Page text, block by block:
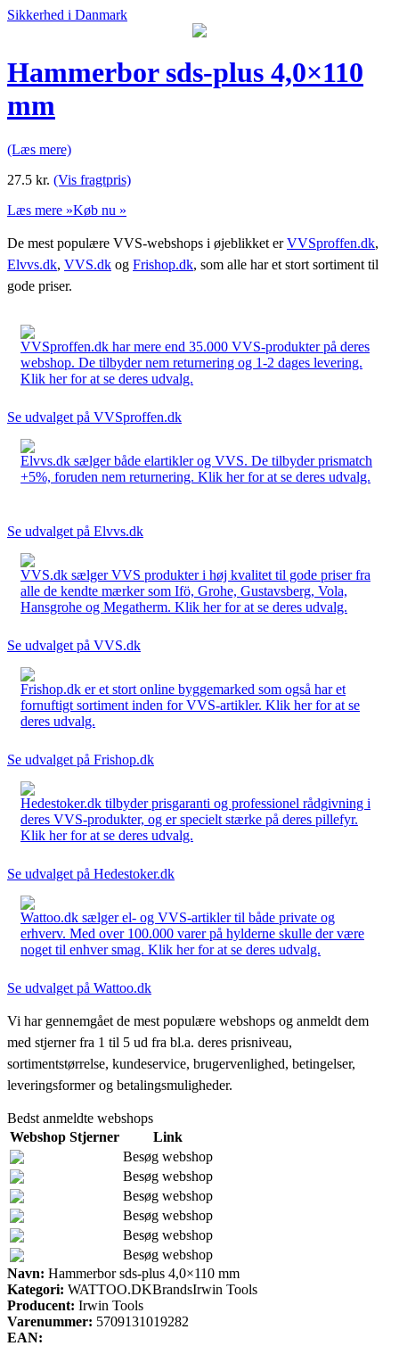
Sikkerhed i Danmark
Hammerbor sds-plus 4,0×110
mm
(Læs mere)
27.5 kr. (Vis fragtpris)
Læs mere »Køb nu »
De mest populære VVS-webshops i øjeblikket erVVSproffen.dk,
Elvvs.dk, VVS.dk og Frishop.dk, som alle har et stort sortiment til
gode priser.
VVSproffen.dk har mere end 35.000 VVS-produkter på deres
webshop. De tilbyder nem returnering og 1-2 dages levering.
Klik her for at se deres udvalg.
Se udvalget på VVSproffen.dk
Elvvs.dk sælger både elartikler og VVS. De tilbyder prismatch
+5%, foruden nem returnering. Klik her for at se deres udvalg.
Se udvalget på Elvvs.dk
VVS.dk sælger VVS produkter i høj kvalitet til gode priser fra
alle de kendte mærker som Ifö, Grohe, Gustavsberg, Vola,
Hansgrohe og Megatherm. Klik her for at se deres udvalg.
Se udvalget på VVS.dk
Frishop.dk er et stort online byggemarked som også har et
fornuftigt sortiment inden for VVS-artikler. Klik her for at se
deres udvalg.
Se udvalget på Frishop.dk
Hedestoker.dk tilbyder prisgaranti og professionel rådgivning i
deres VVS-produkter, og er specielt stærke på deres pillefyr.
Klik her for at se deres udvalg.
Se udvalget på Hedestoker.dk
Wattoo.dk sælger el- og VVS-artikler til både private og
erhverv. Med over 100.000 varer på hylderne skulle der være
noget til enhver smag. Klik her for at se deres udvalg.
Se udvalget på Wattoo.dk
Vi har gennemgået de mest populære webshops og anmeldt dem
med stjerner fra 1 til 5 ud fra bl.a. deres prisniveau,
sortimentstørrelse, kundeservice, brugervenlighed, betingelser,
leveringsformer og betalingsmuligheder.
Bedst anmeldte webshops
Webshop Stjerner
Link
Besøg webshop
Besøg webshop
Besøg webshop
Besøg webshop
Besøg webshop
Besøg webshop
Navn: Hammerbor sds-plus 4,0×110 mm
Kategori: WATTOO.DKBrandsIrwin Tools
Producent: Irwin Tools
Varenummer: 5709131019282
EAN: